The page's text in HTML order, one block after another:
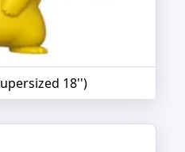
18'')